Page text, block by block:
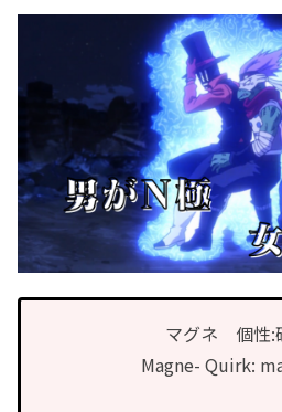
マグネ 個性:
Magne- Quirk: